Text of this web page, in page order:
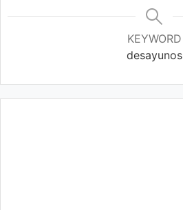
KEYWORD
desayunos